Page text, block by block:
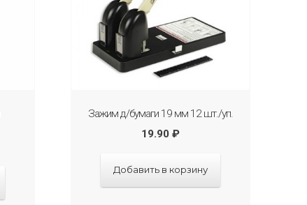
Зажим д/бумаги 19 мм 12 шт./уп.
19.90 ₽
Добавить в корзину